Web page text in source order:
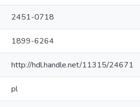
2451-0718
1899-6264
http://hdl.handle.net/11315/24671
pl